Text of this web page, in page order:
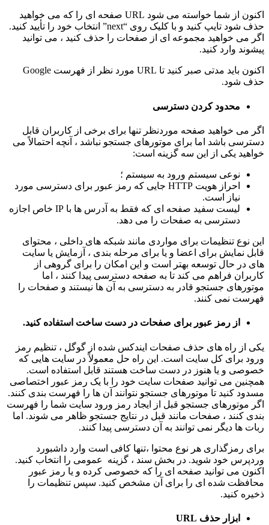
اکنون از شما خواسته می شود URL صفحه ای را که می خواهید
حذف شود تایپ کنید و با کلیک روی “next” انتخاب خود را تأیید کنید.
اگر می خواهید مجموعه ای از صفحات را حذف کنید ، می توانید
پیشوند وارد کنید.
اکنون باید مدتی صبر کنید تا URL مورد نظر از فهرست Google
حذف شود.
محدود کردن دسترسی
اگر می خواهید صفحه موردنظر تنها برای برخی از کاربران قابل
دسترسی باشد اما برای موتورهای جستجو نباشد ، آنچه احتمالاً می
خواهید یکی از این سه گزینه است:
نوعی سیستم ورود به سیستم ؛
احراز هویت HTTP جایی که رمز عبور برای دسترسی مورد
نیاز است.
لیست سفید صفحه ای که فقط به آدرس ها با IP خاص اجازه
دسترسی به صفحات را می دهد.
این نوع تنظیمات برای مواردی مانند شبکه های داخلی ، محتوای
قابل نمایش برای اعضا و یا برای مرحله بندی ، آزمایش یا سایت
های در حال توسعه بهتر است و این امکان را برای گروهی از
کاربران فراهم می کند تا به صفحه دسترسی پیدا کنند ، اما
موتورهای جستجو قادر به دسترسی به آن ها نیستند و صفحات را
فهرست نمی کنند.
از رمز عبور برای صفحات در دست ساخت استفاده کنید.
یکی از راه های حذف صفحات ایندکس شده از گوگل ، تنظیم رمز
ورود برای کل سایت است. این راه حل معمولاً در سایت هایی که
خصوصی و یا هنوز در دست ساخت هستند قابل استفاده است.
همچنین می توانید صفحات سایت خود را با یک رمز عبور اختصاصی
مسدود کنید تا موتورهای جستجو نتوانند آن ها را فهرست بندی کنند.
اگر موتورهای جستجو قبل از ایجاد رمز ورود سایت شما را فهرست
بندی کنند ، صفحات مانند قبل در نتایج جستجو ظاهر می شوند. اما
ربات ها دیگر نمی توانند به آن دسترسی پیدا کنند.
برای رمزگذاری هر نوع محتوا ،تنها کافی است وارد داشبورد
وردپرس خود شوید. در بخش سند ، گزینه عمومی را انتخاب کنید.
اکنون می توانید صفحه ای را که خصوصی کرده و یا رمز عبور
محافظت شده ای را برای آن مشخص کنید. سپس تنظیمات را
ذخیره کنید.
ابزار حذف URL